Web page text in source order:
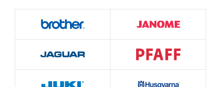
функції редагування
Меню на 11 мовах, включаючи російську
вбудована пам'ять
Перенесення контуру малюнка